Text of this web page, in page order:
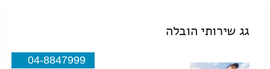
גג שירותי הובלה
04-8847999